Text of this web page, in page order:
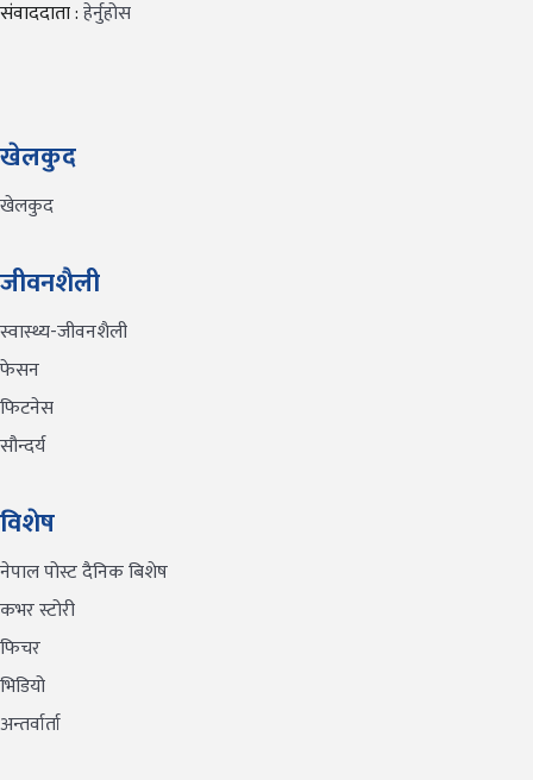
संवाददाता :हेर्नुहोस
खेलकुद
खेलकुद
जीवनशैली
स्वास्थ्य-जीवनशैली
फेसन
फिटनेस
सौन्दर्य
विशेष
नेपाल पोस्ट दैनिक बिशेष
कभर स्टोरी
फिचर
भिडियो
अन्तर्वार्ता